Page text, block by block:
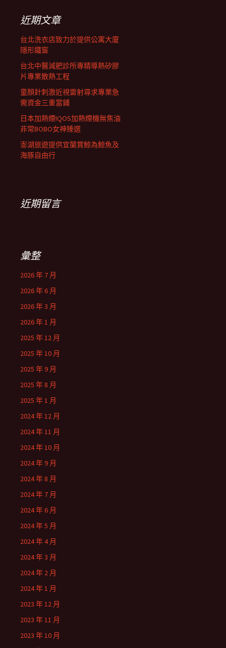
近期文章
台北洗衣店致力於提供公寓大廈
隱形鐵窗
台北中醫減肥診所專精導熱矽膠
片專業散熱工程
童顏針刺激近視雷射尋求專業急
需資金三重當鋪
日本加熱煙IQOS加熱煙機無焦油
非常BOBO女神臻選
澎湖旅遊提供宜蘭賞鯨為鯨魚及
海豚自由行
近期留言
彙整
2026 年 7 月
2026 年 6 月
2026 年 3 月
2026 年 1 月
2025 年 12 月
2025 年 10 月
2025 年 9 月
2025 年 8 月
2025 年 1 月
2024 年 12 月
2024 年 11 月
2024 年 10 月
2024 年 9 月
2024 年 8 月
2024 年 7 月
2024 年 6 月
2024 年 5 月
2024 年 4 月
2024 年 3 月
2024 年 2 月
2024 年 1 月
2023 年 12 月
2023 年 11 月
2023 年 10 月